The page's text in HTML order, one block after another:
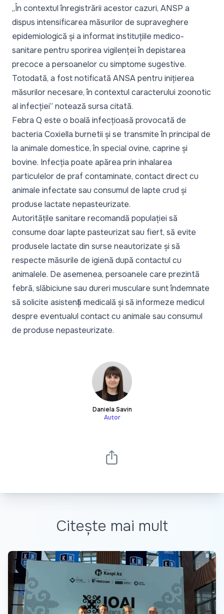
„În contextul înregistrării acestor cazuri, ANSP a
dispus intensificarea măsurilor de supraveghere
epidemiologică și a informat instituțiile medico-
sanitare pentru sporirea vigilenței în depistarea
precoce a persoanelor cu simptome sugestive.
Totodată, a fost notificată ANSA pentru inițierea
măsurilor necesare, în contextul caracterului zoonotic
al infecției” notează sursa citată.
Febra Q este o boală infecțioasă provocată de
bacteria Coxiella burnetii și se transmite în principal de
la animale domestice, în special ovine, caprine și
bovine. Infecția poate apărea prin inhalarea
particulelor de praf contaminate, contact direct cu
animale infectate sau consumul de lapte crud și
produse lactate nepasteurizate.
Autoritățile sanitare recomandă populației să
consume doar lapte pasteurizat sau fiert, să evite
produsele lactate din surse neautorizate și să
respecte măsurile de igienă după contactul cu
animalele. De asemenea, persoanele care prezintă
febră, slăbiciune sau dureri musculare sunt îndemnate
să solicite asistență medicală și să informeze medicul
despre eventualul contact cu animale sau consumul
de produse nepasteurizate.
Daniela Savin
Autor
Citește mai mult